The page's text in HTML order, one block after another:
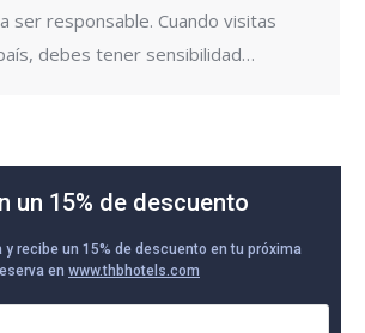
ser responsable. Cuando visitas
debes tener sensibilidad…
un 15% de descuento
recibe un 15% de descuento en tu próxima
en www.thbhotels.com